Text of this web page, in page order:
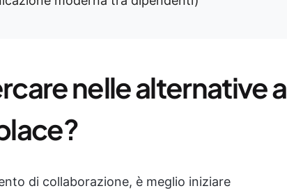
nelle alternative a
di collaborazione, è meglio iniziare